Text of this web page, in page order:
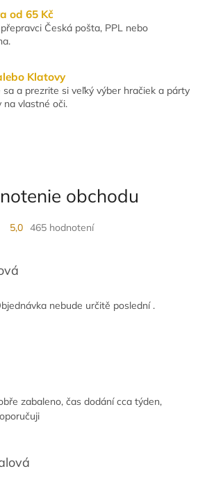
p
r
v
v
ý
p
od 65 Kč
Česká pošta, PPL nebo
Klatovy
sa a prezrite si veľký výber hračiek a párty
na vlastné oči.
obchodu
5,0 465 hodnotení
nebude určitě poslední .
zabaleno, čas dodání cca týden,